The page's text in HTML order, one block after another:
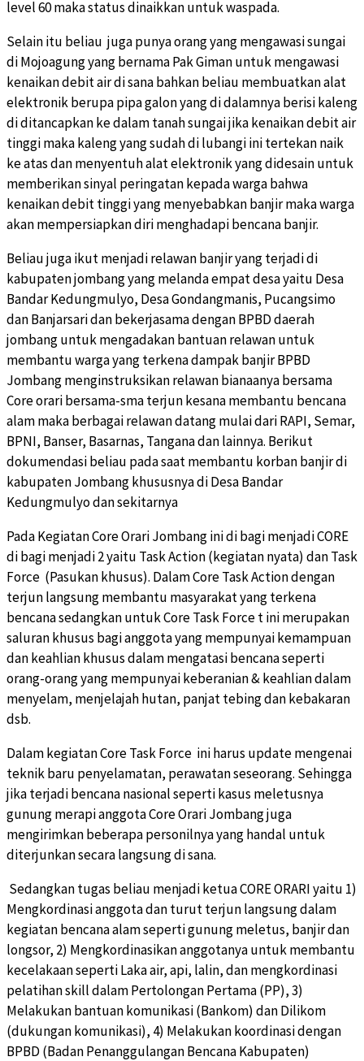
level 60 maka status dinaikkan untuk waspada.
Selain itu beliau juga punya orang yang mengawasi sungai
di Mojoagung yang bernama Pak Giman untuk mengawasi
kenaikan debit air di sana bahkan beliau membuatkan alat
elektronik berupa pipa galon yang di dalamnya berisi kaleng
di ditancapkan ke dalam tanah sungai jika kenaikan debit air
tinggi maka kaleng yang sudah di lubangi ini tertekan naik
ke atas dan menyentuh alat elektronik yang didesain untuk
memberikan sinyal peringatan kepada warga bahwa
kenaikan debit tinggi yang menyebabkan banjir maka warga
akan mempersiapkan diri menghadapi bencana banjir.
Beliau juga ikut menjadi relawan banjir yang terjadi di
kabupaten jombang yang melanda empat desa yaitu Desa
Bandar Kedungmulyo, Desa Gondangmanis, Pucangsimo
dan Banjarsari dan bekerjasama dengan BPBD daerah
jombang untuk mengadakan bantuan relawan untuk
membantu warga yang terkena dampak banjir BPBD
Jombang menginstruksikan relawan bianaanya bersama
Core orari bersama-sma terjun kesana membantu bencana
alam maka berbagai relawan datang mulai dari RAPI, Semar,
BPNI, Banser, Basarnas, Tangana dan lainnya. Berikut
dokumendasi beliau pada saat membantu korban banjir di
kabupaten Jombang khususnya di Desa Bandar
Kedungmulyo dan sekitarnya
Pada Kegiatan Core Orari Jombang ini di bagi menjadi CORE
di bagi menjadi 2 yaitu Task Action (kegiatan nyata) dan Task
Force (Pasukan khusus). Dalam Core Task Action dengan
terjun langsung membantu masyarakat yang terkena
bencana sedangkan untuk Core Task Force t ini merupakan
saluran khusus bagi anggota yang mempunyai kemampuan
dan keahlian khusus dalam mengatasi bencana seperti
orang-orang yang mempunyai keberanian & keahlian dalam
menyelam, menjelajah hutan, panjat tebing dan kebakaran
dsb.
Dalam kegiatan Core Task Force ini harus update mengenai
teknik baru penyelamatan, perawatan seseorang. Sehingga
jika terjadi bencana nasional seperti kasus meletusnya
gunung merapi anggota Core Orari Jombang juga
mengirimkan beberapa personilnya yang handal untuk
diterjunkan secara langsung di sana.
Sedangkan tugas beliau menjadi ketua CORE ORARI yaitu 1)
Mengkordinasi anggota dan turut terjun langsung dalam
kegiatan bencana alam seperti gunung meletus, banjir dan
longsor, 2) Mengkordinasikan anggotanya untuk membantu
kecelakaan seperti Laka air, api, lalin, dan mengkordinasi
pelatihan skill dalam Pertolongan Pertama (PP), 3)
Melakukan bantuan komunikasi (Bankom) dan Dilikom
(dukungan komunikasi), 4) Melakukan koordinasi dengan
BPBD (Badan Penanggulangan Bencana Kabupaten)